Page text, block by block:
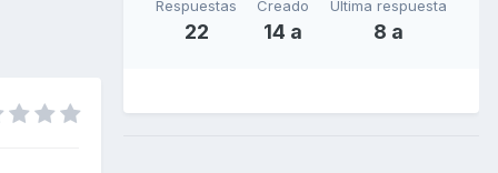
Respuestas
22
Creado
14 a
Última respuesta
8 a